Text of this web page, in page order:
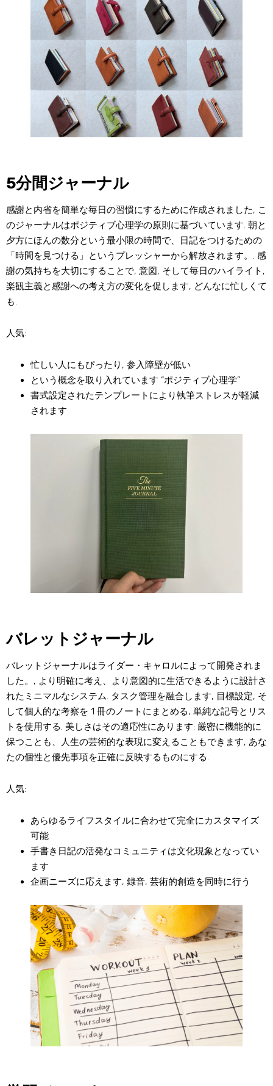
5分間ジャーナル
感謝と内省を簡単な毎日の習慣にするために作成されました, こ
のジャーナルはポジティブ心理学の原則に基づいています. 朝と
夕方にほんの数分という最小限の時間で、日記をつけるための
「時間を見つける」というプレッシャーから解放されます。. 感
謝の気持ちを大切にすることで, 意図, そして毎日のハイライト,
楽観主義と感謝への考え方の変化を促します, どんなに忙しくて
も.
人気:
忙しい人にもぴったり, 参入障壁が低い
という概念を取り入れています “ポジティブ心理学”
書式設定されたテンプレートにより執筆ストレスが軽減
されます
バレットジャーナル
バレットジャーナルはライダー・キャロルによって開発されま
した。, より明確に考え、より意図的に生活できるように設計さ
れたミニマルなシステム. タスク管理を融合します, 目標設定, そ
して個人的な考察を 1 冊のノートにまとめる, 単純な記号とリス
トを使用する. 美しさはその適応性にあります: 厳密に機能的に
保つことも、人生の芸術的な表現に変えることもできます, あな
たの個性と優先事項を正確に反映するものにする.
人気:
あらゆるライフスタイルに合わせて完全にカスタマイズ
可能
手書き日記の活発なコミュニティは文化現象となってい
ます
企画ニーズに応えます, 録音, 芸術的創造を同時に行う